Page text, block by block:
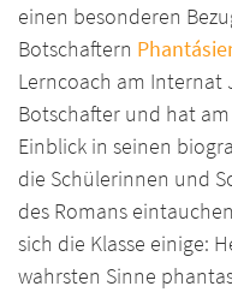
einen besonderen
Botschaftern
Lerncoach am Internat
Botschafter und hat
Einblick in seinen
die Schülerinnen und
des Romans
sich die Klasse einige:
wahrsten Sinne